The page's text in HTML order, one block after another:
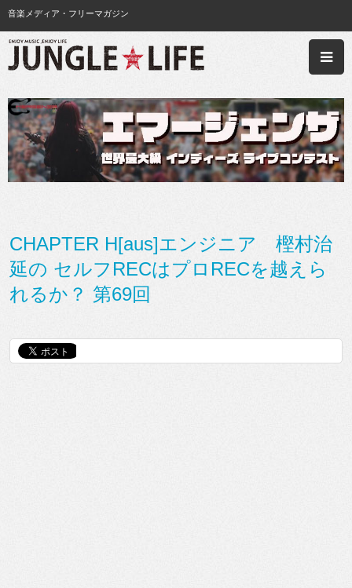
音楽メディア・フリーマガジン
CHAPTER H[aus]エンジニア 樫村治
延の セルフRECはプロRECを越えら
れるか？ 第69回